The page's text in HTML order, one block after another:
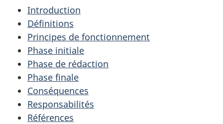
Introduction
Définitions
Principes de fonctionnement
Phase initiale
Phase de rédaction
Phase finale
Conséquences
Responsabilités
Références